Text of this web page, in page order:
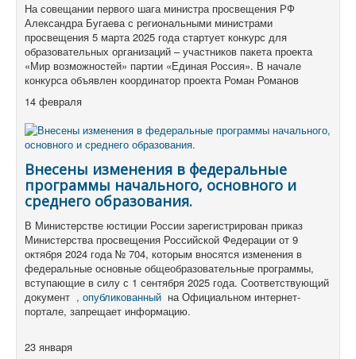
На совещании первого шага министра просвещения РФ
Александра Бугаева с региональными министрами
просвещения 5 марта 2025 года стартует конкурс для
образовательных организаций – участников пакета проекта
«Мир возможностей» партии «Единая Россия». В начале
конкурса объявлен координатор проекта Роман Романов
14 февраля
Внесены изменения в федеральные
программы начального, основного и
среднего образования.
В Министерстве юстиции России зарегистрирован приказ
Министерства просвещения Российской Федерации от 9
октября 2024 года № 704, которым вносятся изменения в
федеральные основные общеобразовательные программы,
вступающие в силу с 1 сентября 2025 года. Соответствующий
документ , опубликованный на Официальном интернет-
портале, запрещает информацию.
23 января